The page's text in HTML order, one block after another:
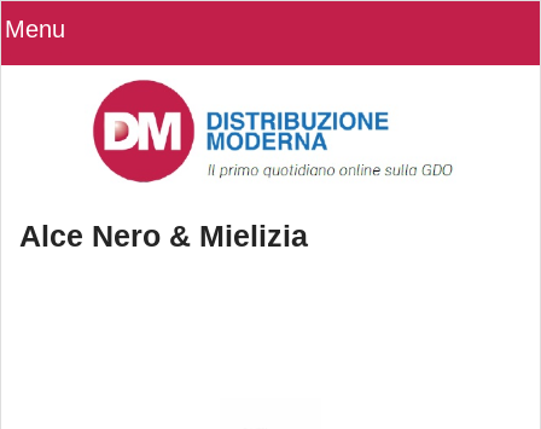
Menu
Alce Nero & Mielizia